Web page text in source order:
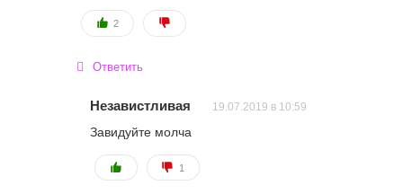
2
Ответить
Независтливая 19.07.2019 в 10:59
Завидуйте молча
1